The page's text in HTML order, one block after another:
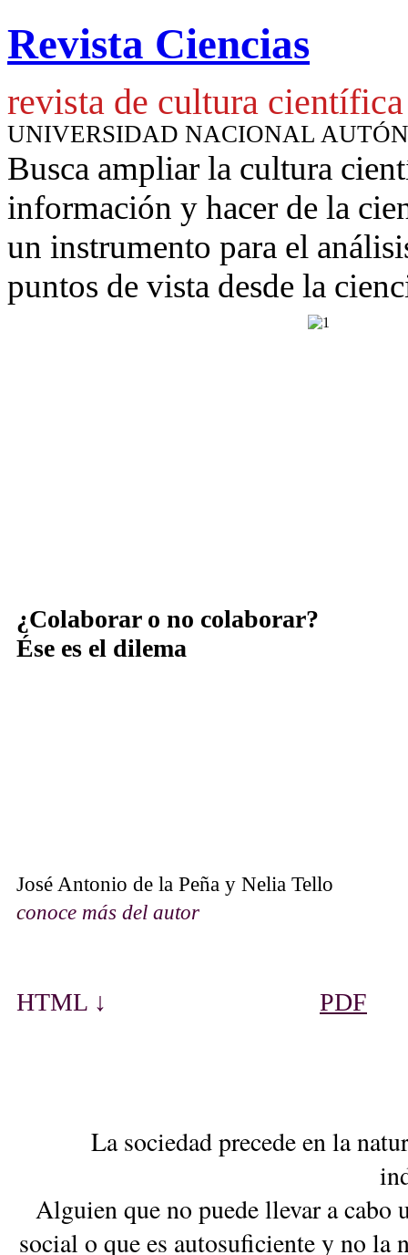
Revista Ciencias
revista de cultura científica
UNIVERSIDAD NACIONAL
Busca ampliar la cultura
información y hacer de la
un instrumento para el
puntos de vista desde la
¿Colaborar o no colaborar?
Ése es el dilema
José Antonio de la Peña y Nelia Tello
conoce más del autor
HTML ↓ PDF
La sociedad precede en la
Alguien que no puede llevar a cabo
social o que es autosuficiente y no la